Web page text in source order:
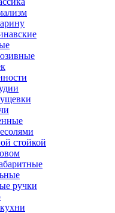
стойкой
ручки